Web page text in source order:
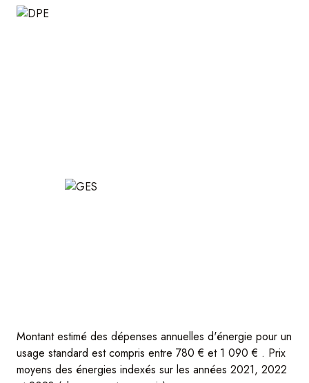
Immobilier pour organiser une visite.
Montant estimé des dépenses annuelles d'énergie pour un
usage standard est compris entre 780 € et 1 090 € . Prix
moyens des énergies indexés sur les années 2021, 2022